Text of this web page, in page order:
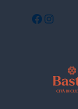
Facebook Instagram